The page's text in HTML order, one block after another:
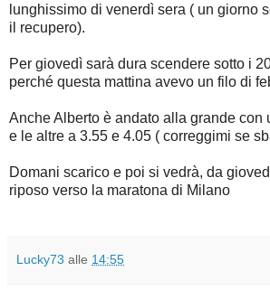
lunghissimo di venerdì sera ( un giorno
il recupero).
Per giovedì sarà dura scendere sotto i
perché questa mattina avevo un filo di
Anche Alberto è andato alla grande con
e le altre a 3.55 e 4.05 ( correggimi se
Domani scarico e poi si vedrà, da
riposo verso la maratona di Milano
Lucky73 alle 14:55